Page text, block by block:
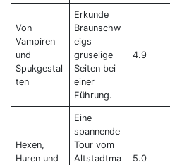
Von
Vampiren
und
Spukgestal
ten
Erkunde
Braunschw
eigs
gruselige
Seiten bei
einer
Führung.
4.9
Hexen,
Huren und
Eine
spannende
Tour vom
Altstadtma
5.0